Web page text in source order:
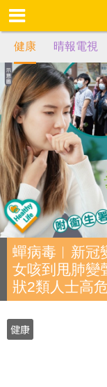
健康 晴報電視
蟬病毒︱新冠
女咳到甩肺變
狀2類人士高
健康